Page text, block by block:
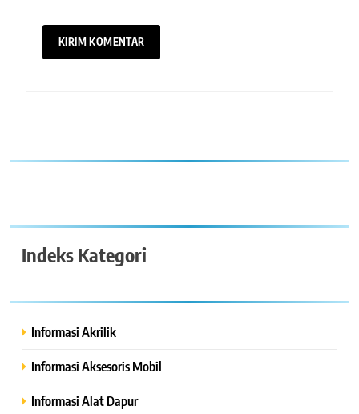
Indeks Kategori
Informasi Akrilik
Informasi Aksesoris Mobil
Informasi Alat Dapur